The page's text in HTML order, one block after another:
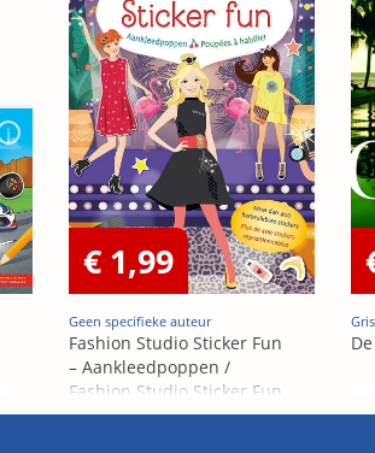
€ 1,99
Geen specifieke auteur
Fashion Studio Sticker Fun
– Aankleedpoppen /
Fashion Studio Sticker Fun
– Poupées Á habiller